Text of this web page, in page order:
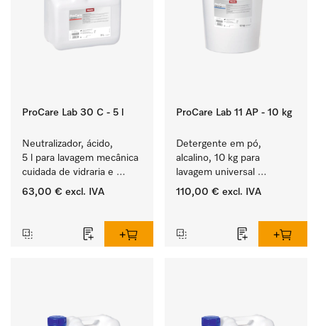
ProCare Lab 30 C - 5 l
Neutralizador, ácido,
5 l para lavagem mecânica
cuidada de vidraria e
utensílios de laboratório.
63,00 € excl. IVA
ProCare Lab 11 AP - 10 kg
Detergente em pó,
alcalino, 10 kg para
lavagem universal
mecânica de vidraria e
110,00 € excl. IVA